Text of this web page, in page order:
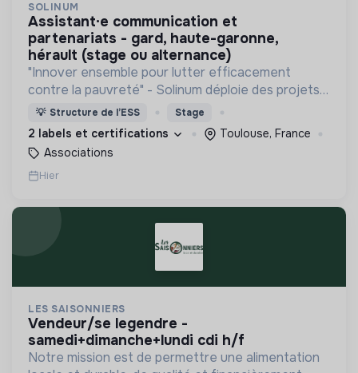
SOLINUM
assistant·e communication et
partenariats - gard, haute-garonne,
hérault (stage ou alternance)
"Innover ensemble pour lutter efficacement
contre la pauvreté" - Solinum déploie des projets
d'innovation sociale qui utilisent le numérique pour
participer à la lutte contre la pauvreté
💡 Structure de l’ESS Stage
2 labels et certifications
Toulouse, France
Associations
Hier
LES SAISONNIERS
vendeur/se legendre -
samedi+dimanche+lundi cdi h/f
Notre mission est de permettre une alimentation